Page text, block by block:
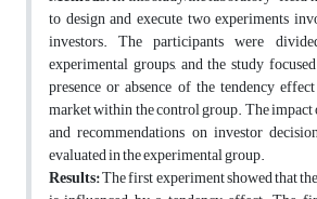
to design and execute two experiments
investors. The participants were
experimental groups, and the study
presence or absence of the tendency
market within the control group. The impact
and recommendations on investor
evaluated in the experimental group.
Results:The first experiment showed that